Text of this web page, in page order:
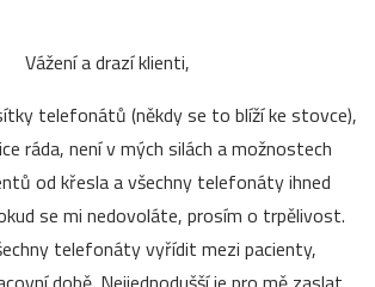
Vážení a drazí klienti,
telefonátů (někdy se to blíží ke stovce),
ráda, není v mých silách a možnostech
od křesla a všechny telefonáty ihned
se mi nedovoláte, prosím o trpělivost.
telefonáty vyřídit mezi pacienty,